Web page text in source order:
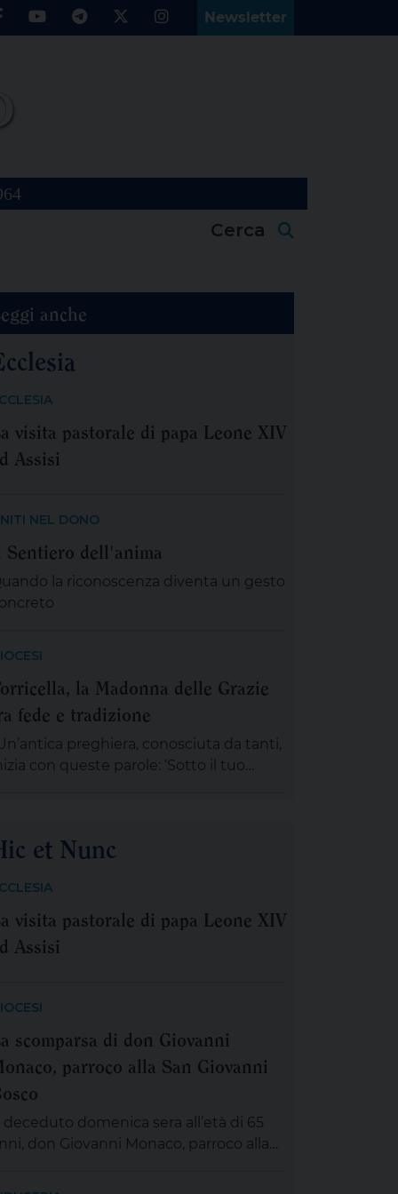
Newsletter
Cerca
anche
visita pastorale di papa Leone XIV
Assisi
NEL DONO
Sentiero dell'anima
la riconoscenza diventa un gesto
la Madonna delle Grazie
fede e tradizione
preghiera, conosciuta da tanti,
con queste parole: ‘Sotto il tuo
a vivere la festa della
Abbiamo certezza che in
tempo d’incertezza e segnato da
sofferenza e […]
et Nunc
visita pastorale di papa Leone XIV
Assisi
scomparsa di don Giovanni
parroco alla San Giovanni
deceduto domenica sera all’età di 65
don Giovanni Monaco, parroco alla